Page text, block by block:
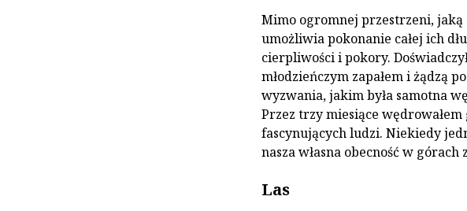
Mimo ogromnej przestrzeni, jaką
umożliwia pokonanie całej ich
cierpliwości i pokory.
młodzieńczym zapałem i żądzą
wyzwania, jakim była samotna
Przez trzy miesiące
fascynujących ludzi. Niekiedy
nasza własna obecność w
Las